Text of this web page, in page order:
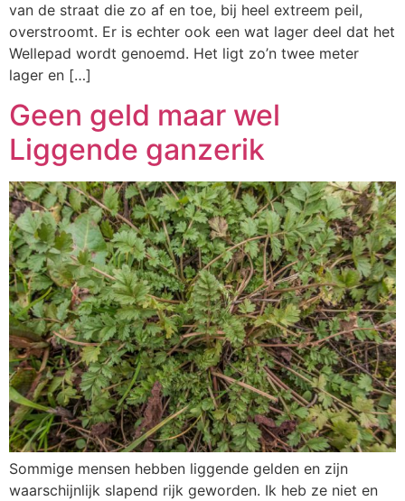
van de straat die zo af en toe, bij heel extreem peil,
overstroomt. Er is echter ook een wat lager deel dat het
Wellepad wordt genoemd. Het ligt zo’n twee meter
lager en […]
Geen geld maar wel
Liggende ganzerik
Sommige mensen hebben liggende gelden en zijn
waarschijnlijk slapend rijk geworden. Ik heb ze niet en